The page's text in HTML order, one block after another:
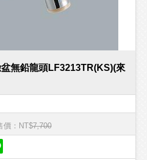
無鉛龍頭LF3213TR(KS)(來
價：NT$7,700